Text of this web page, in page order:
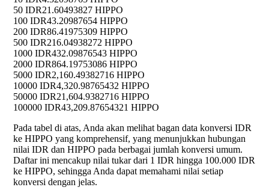
50 IDR21.60493827 HIPPO
100 IDR43.20987654 HIPPO
200 IDR86.41975309 HIPPO
500 IDR216.04938272 HIPPO
1000 IDR432.09876543 HIPPO
2000 IDR864.19753086 HIPPO
5000 IDR2,160.49382716 HIPPO
10000 IDR4,320.98765432 HIPPO
50000 IDR21,604.9382716 HIPPO
100000 IDR43,209.87654321 HIPPO
Pada tabel di atas, Anda akan melihat bagan data konversi IDR
ke HIPPO yang komprehensif, yang menunjukkan hubungan
nilai IDR dan HIPPO pada berbagai jumlah konversi umum.
Daftar ini mencakup nilai tukar dari 1 IDR hingga 100.000 IDR
ke HIPPO, sehingga Anda dapat memahami nilai setiap
konversi dengan jelas.